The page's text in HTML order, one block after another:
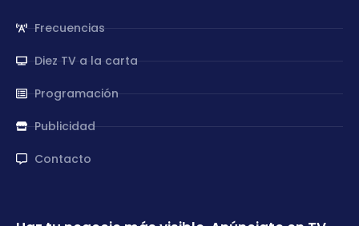
Frecuencias
Diez TV a la carta
Programación
Publicidad
Contacto